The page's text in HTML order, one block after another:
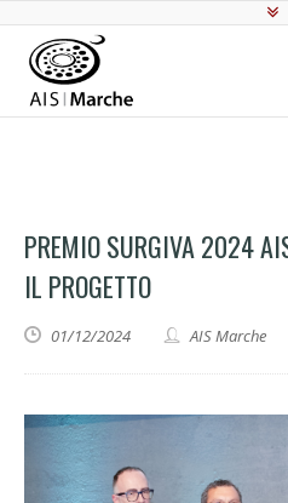
PREMIO SURGIVA 2024
IL PROGETTO
01/12/2024 AIS Marche